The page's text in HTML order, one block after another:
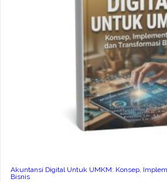
Akuntansi Digital Untuk UMKM: Konsep,
Bisnis